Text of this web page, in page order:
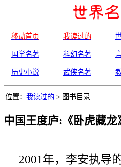
移动首页 我读过的
国学名著 科幻名著
历史小说 武侠名著
位置： 我读过的 > 图书目录
中国王度庐:《卧虎藏龙
2001年，李安执导